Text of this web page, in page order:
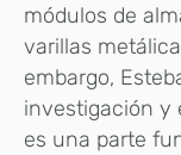
módulos de
varillas
embargo,
investigación y
es una parte